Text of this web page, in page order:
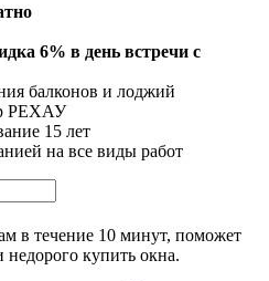
6% в день встречи с
балконов и лоджий
РЕХАУ
15 лет
на все виды работ
в течение 10 минут, поможет
купить окна.